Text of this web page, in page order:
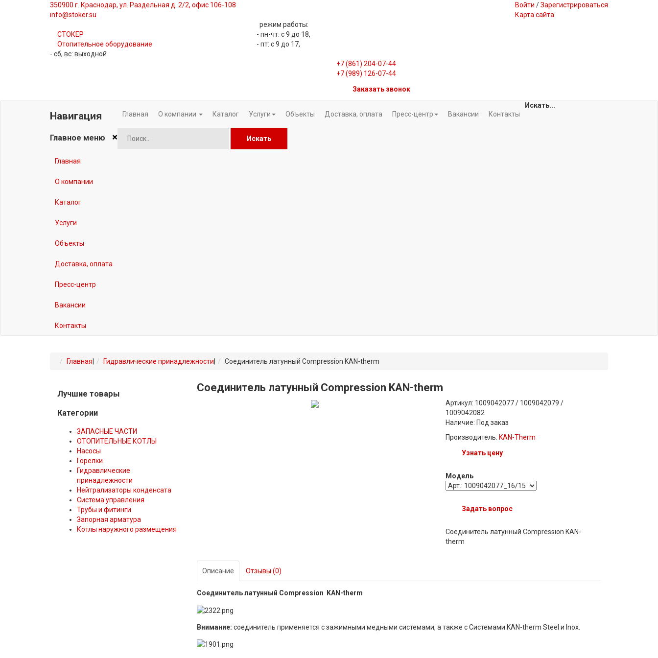
350900 г. Краснодар, ул. Раздельная д. 2/2, офис 106-108
info@stoker.su
Войти /Зарегистрироваться
Карта сайта
СТОКЕР
Отопительное оборудование
режим работы:
- пн-чт: с 9 до 18,
- пт: с 9 до 17,
- сб, вс: выходной
+7 (861) 204-07-44
+7 (989) 126-07-44
Заказать звонок
Навигация
×
Главное меню
Главная
О компании
Каталог
Услуги
Объекты
Доставка, оплата
Пресс-центр
Вакансии
Контакты
Главная О компании Каталог Услуги Объекты Доставка, оплата Пресс-центр Вакансии Контакты
Искать...
Искать
Главная Гидравлические принадлежности Соединитель латунный Compression KAN-therm
Соединитель латунный Compression KAN-therm
Артикул: 1009042077 / 1009042079 /
1009042082
Наличие: Под заказ
Производитель: KAN-Therm
Узнать цену
Модель
Задать вопрос
Соединитель латунный Compression KAN-
therm
Описание Отзывы (0)
Соединитель латунный Compression KAN-therm
Внимание: соединитель применяется с зажимными медными системами, а также с Системами KAN-therm Steel и Inox.
Лучшие товары
Категории
ЗАПАСНЫЕ ЧАСТИ
ОТОПИТЕЛЬНЫЕ КОТЛЫ
Насосы
Горелки
Гидравлические
принадлежности
Нейтрализаторы конденсата
Система управления
Трубы и фитинги
Запорная арматура
Котлы наружного размещения